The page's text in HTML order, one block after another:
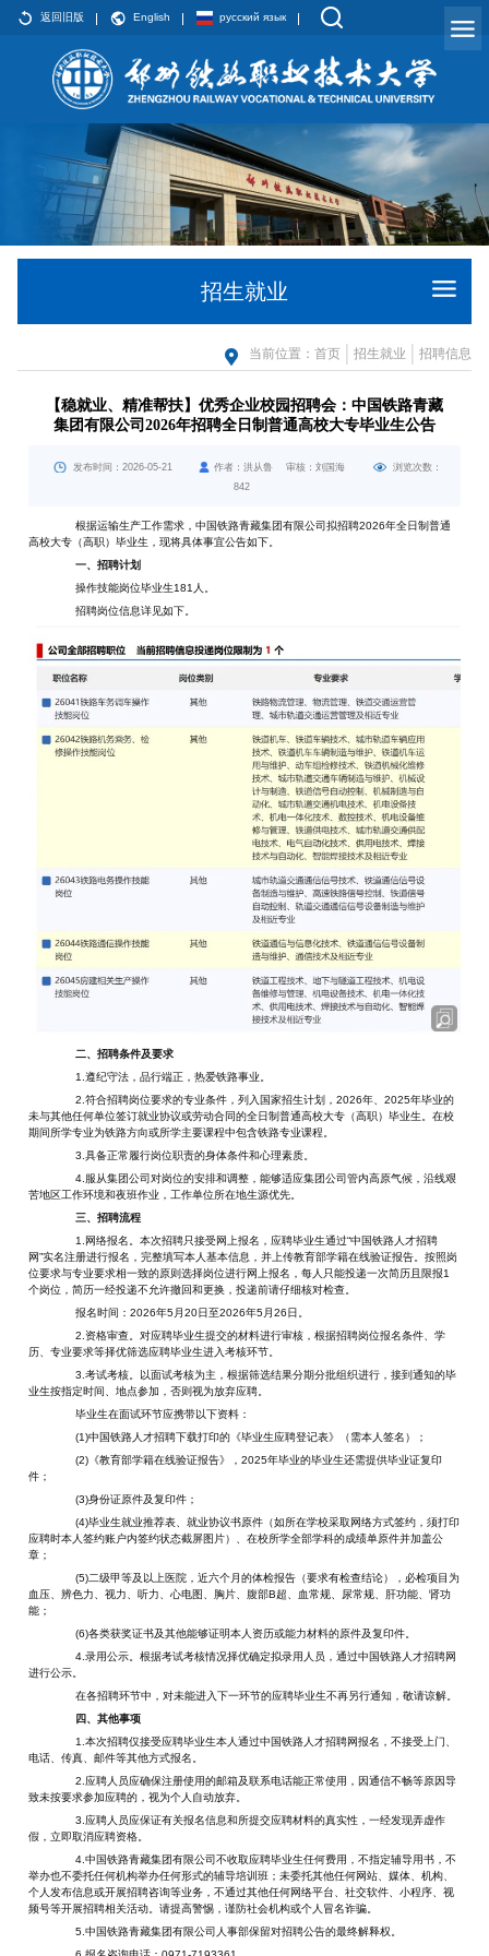
返回旧版 English русский язык
招生就业
当前位置： 首页 招生就业 招聘信息
【稳就业、精准帮扶】优秀企业校园招聘会：中国铁路青藏
集团有限公司2026年招聘全日制普通高校大专毕业生公告
发布时间：2026-05-21 作者：洪从鲁 审核：刘国海
浏览次数：
842
根据运输生产工作需求，中国铁路青藏集团有限公司拟招聘2026年全日制普通
高校大专（高职）毕业生，现将具体事宜公告如下。
一、招聘计划
操作技能岗位毕业生181人。
招聘岗位信息详见如下。
二、招聘条件及要求
1.遵纪守法，品行端正，热爱铁路事业。
2.符合招聘岗位要求的专业条件，列入国家招生计划，2026年、2025年毕业的
未与其他任何单位签订就业协议或劳动合同的全日制普通高校大专（高职）毕业生。在校
期间所学专业为铁路方向或所学主要课程中包含铁路专业课程。
3.具备正常履行岗位职责的身体条件和心理素质。
4.服从集团公司对岗位的安排和调整，能够适应集团公司管内高原气候，沿线艰
苦地区工作环境和夜班作业，工作单位所在地生源优先。
三、招聘流程
1.网络报名。本次招聘只接受网上报名，应聘毕业生通过“中国铁路人才招聘
网”实名注册进行报名，完整填写本人基本信息，并上传教育部学籍在线验证报告。按照岗
位要求与专业要求相一致的原则选择岗位进行网上报名，每人只能投递一次简历且限报1
个岗位，简历一经投递不允许撤回和更换，投递前请仔细核对检查。
报名时间：2026年5月20日至2026年5月26日。
2.资格审查。对应聘毕业生提交的材料进行审核，根据招聘岗位报名条件、学
历、专业要求等择优筛选应聘毕业生进入考核环节。
3.考试考核。以面试考核为主，根据筛选结果分期分批组织进行，接到通知的毕
业生按指定时间、地点参加，否则视为放弃应聘。
毕业生在面试环节应携带以下资料：
(1)中国铁路人才招聘下载打印的《毕业生应聘登记表》（需本人签名）；
(2)《教育部学籍在线验证报告》，2025年毕业的毕业生还需提供毕业证复印
件；
(3)身份证原件及复印件；
(4)毕业生就业推荐表、就业协议书原件（如所在学校采取网络方式签约，须打印
应聘时本人签约账户内签约状态截屏图片）、在校所学全部学科的成绩单原件并加盖公
章；
(5)二级甲等及以上医院，近六个月的体检报告（要求有检查结论），必检项目为
血压、辨色力、视力、听力、心电图、胸片、腹部B超、血常规、尿常规、肝功能、肾功
能；
(6)各类获奖证书及其他能够证明本人资历或能力材料的原件及复印件。
4.录用公示。根据考试考核情况择优确定拟录用人员，通过中国铁路人才招聘网
进行公示。
在各招聘环节中，对未能进入下一环节的应聘毕业生不再另行通知，敬请谅解。
四、其他事项
1.本次招聘仅接受应聘毕业生本人通过中国铁路人才招聘网报名，不接受上门、
电话、传真、邮件等其他方式报名。
2.应聘人员应确保注册使用的邮箱及联系电话能正常使用，因通信不畅等原因导
致未按要求参加应聘的，视为个人自动放弃。
3.应聘人员应保证有关报名信息和所提交应聘材料的真实性，一经发现弄虚作
假，立即取消应聘资格。
4.中国铁路青藏集团有限公司不收取应聘毕业生任何费用，不指定辅导用书，不
举办也不委托任何机构举办任何形式的辅导培训班；未委托其他任何网站、媒体、机构、
个人发布信息或开展招聘咨询等业务，不通过其他任何网络平台、社交软件、小程序、视
频号等开展招聘相关活动。请提高警惕，谨防社会机构或个人冒名诈骗。
5.中国铁路青藏集团有限公司人事部保留对招聘公告的最终解释权。